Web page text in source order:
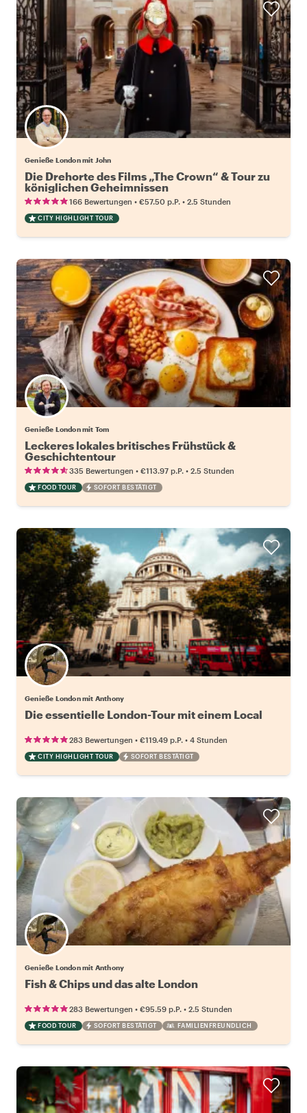
Genieße London mit John
Die Drehorte des Films „The Crown“ & Tour zu
königlichen Geheimnissen
166 Bewertungen • €57.50 p.P. • 2.5 Stunden
CITY HIGHLIGHT TOUR
Genieße London mit Tom
Leckeres lokales britisches Frühstück &
Geschichtentour
335 Bewertungen • €113.97 p.P. • 2.5 Stunden
FOOD TOUR SOFORT BESTÄTIGT
Genieße London mit Anthony
Die essentielle London-Tour mit einem Local
283 Bewertungen • €119.49 p.P. • 4 Stunden
CITY HIGHLIGHT TOUR SOFORT BESTÄTIGT
Genieße London mit Anthony
Fish & Chips und das alte London
283 Bewertungen • €95.59 p.P. • 2.5 Stunden
FOOD TOUR SOFORT BESTÄTIGT FAMILIENFREUNDLICH